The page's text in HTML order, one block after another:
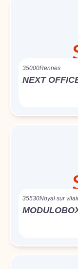
35000Rennes
NEXT
35530Noyal sur